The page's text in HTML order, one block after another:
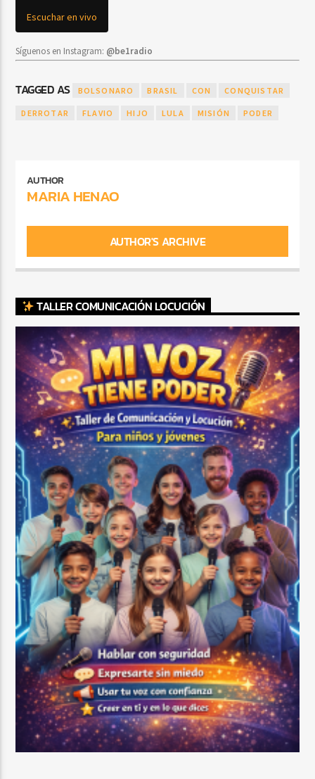
Escuchar en vivo
Síguenos en Instagram: @be1radio
TAGGED AS BOLSONARO BRASIL CON CONQUISTAR
DERROTAR FLAVIO HIJO LULA MISIÓN PODER
AUTHOR
MARIA HENAO
AUTHOR'S ARCHIVE
TALLER COMUNICACIÓN LOCUCIÓN